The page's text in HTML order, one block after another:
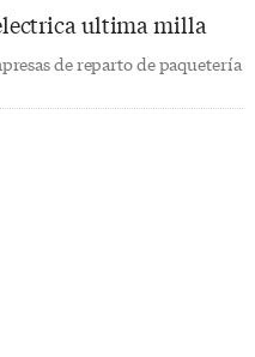
de reparto de paquetería